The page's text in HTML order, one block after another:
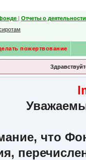
| Отчеты о
пожертвование
что